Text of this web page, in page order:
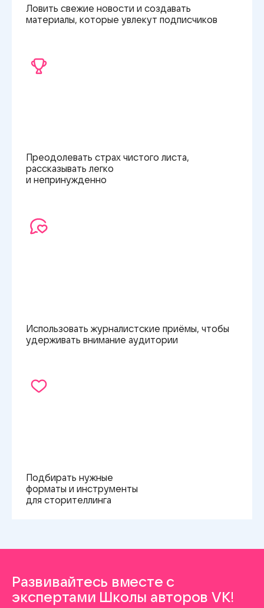
Ловить свежие новости и создавать
материалы, которые увлекут подписчиков
Преодолевать страх чистого листа,
рассказывать легко
и непринужденно
Использовать журналистские приёмы, чтобы
удерживать внимание аудитории
Подбирать нужные
форматы и инструменты
для сторителлинга
Развивайтесь вместе с
экспертами Школы авторов VK!